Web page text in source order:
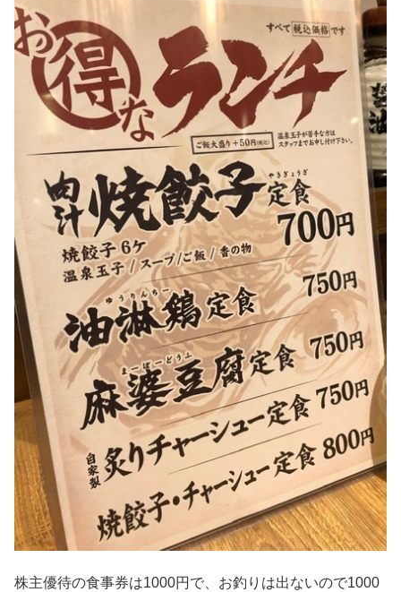
株主優待の食事券は1000円で、お釣りは出ないので1000